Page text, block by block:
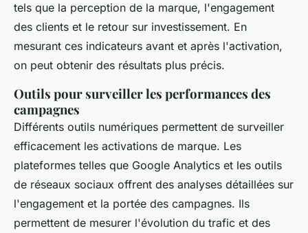
tels que la perception de la marque, l'engagement
des clients et le retour sur investissement. En
mesurant ces indicateurs avant et après l'activation,
on peut obtenir des résultats plus précis.
Outils pour surveiller les performances des
campagnes
Différents outils numériques permettent de surveiller
efficacement les activations de marque. Les
plateformes telles que Google Analytics et les outils
de réseaux sociaux offrent des analyses détaillées sur
l'engagement et la portée des campagnes. Ils
permettent de mesurer l'évolution du trafic et des